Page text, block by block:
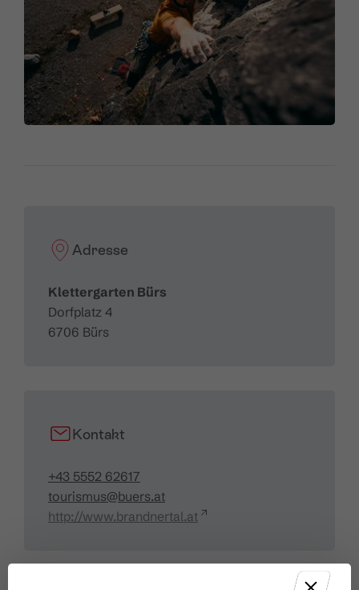
gefordert.
Schwierigkeit:
Vor allem für ambitionierte
Kletterer:innen mit Ausdauer und Mut. Extreme
Sportkletterrouten, zahlreiche mittelschwere Routen
und wenige leichte Klassiker.
Adresse
Klettergarten Bürs
Dorfplatz 4
6706 Bürs
Kontakt
+43 5552 62617
tourismus@buers.at
http://www.brandnertal.at